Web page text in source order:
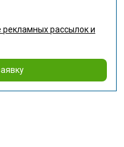
рекламных рассылок и